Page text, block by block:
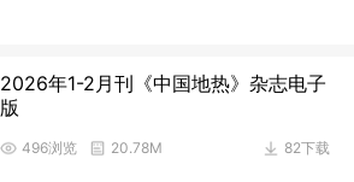
2026年1-2月刊《中国地热》杂志电子
版
82下载
496浏览 20.78M